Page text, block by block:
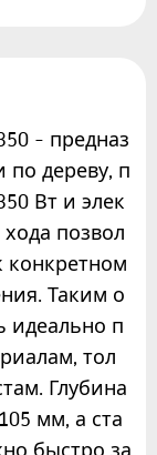
- предназ
по дереву, п
Вт и элек
позвол
конкретном
Таким о
идеально п
тол
Глубина
мм, а ста